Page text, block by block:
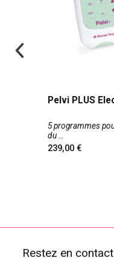
Pelvi PLUS
5 programmes
du
239,00
Restez en